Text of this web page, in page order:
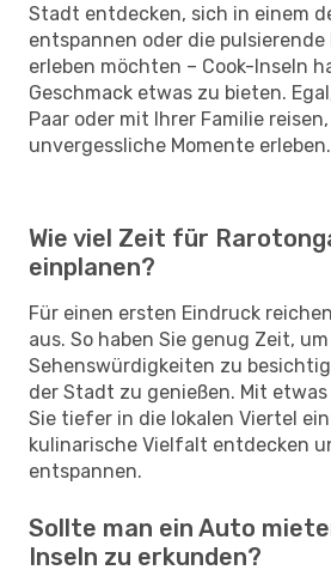
Stadt entdecken, sich in einem
entspannen oder die
erleben möchten – Cook-Inseln
Geschmack etwas zu bieten.
Paar oder mit Ihrer Familie
unvergessliche Momente erleben.
Wie viel Zeit für
einplanen?
Für einen ersten Eindruck
aus. So haben Sie genug Zeit,
Sehenswürdigkeiten zu
der Stadt zu genießen. Mit
Sie tiefer in die lokalen Viertel
kulinarische Vielfalt entdecken
entspannen.
Sollte man ein Auto
Inseln zu erkunden?